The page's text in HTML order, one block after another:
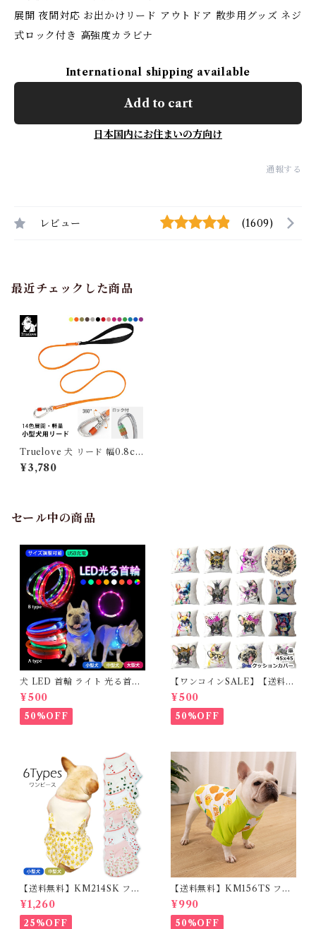
展開 夜間対応 お出かけリード アウトドア 散歩用グッズ ネジ
式ロック付き 高強度カラビナ
International shipping available
Add to cart
日本国内にお住まいの方向け
通報する
レビュー (1609)
最近チェックした商品
Truelove 犬 リード 幅0.8cm
全長140cm 超小型犬 小型犬
中型犬 全14色 犬用 散歩用リ
プ型 ロック付き カラビナ アル
ミ合金 ナイロン TLL2772
¥3,780
セール中の商品
犬 LED 首輪 ライト 光る首輪
USB充電 生活防水 長さ調整可
能 首輪 犬用 ペット カラー ペ
ット用品 軽量 ドッグ用品 フレ
ンチブルドック 大型犬 中型犬
¥500
50%OFF
【ワンコインSALE】【送料無
料】KM503G クッションカバ
ー フレンチブルドッグ クリー
ム フレブル
¥500
50%OFF
【送料無料】KM214SK フレ
ブル 女の子 スカート ワンピー
ス夏 フリル 犬服 ドックウェア
¥1,260
25%OFF
【送料無料】KM156TS フレ
ブル Tシャツ フレンチブルド
ック レモン柄 犬服 ドックウェ
ア
¥990
50%OFF